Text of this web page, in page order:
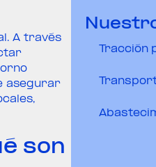
A través
asegurar
son
Tracción